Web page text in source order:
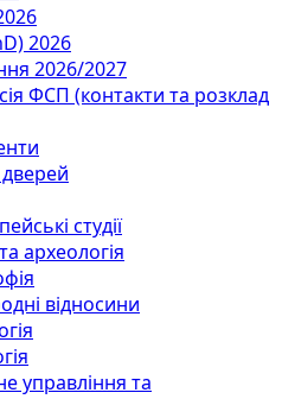
2026
2026/2027
ФСП (контакти та розклад
студії
археологія
відносини
управління та